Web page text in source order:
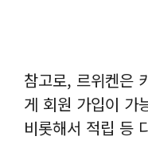
참고로, 르위켄은
게 회원 가입이 가
비롯해서 적립 등